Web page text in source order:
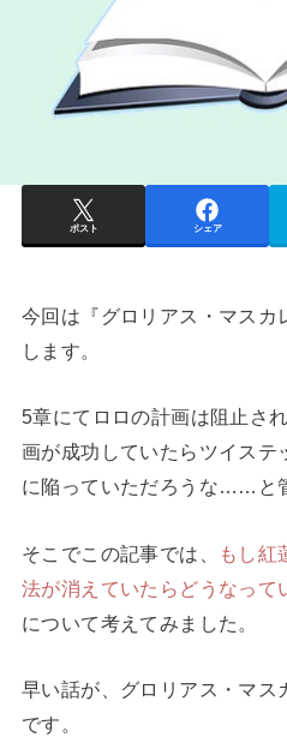
ポスト シェア
今回は『グロリアス・マスカ
します。
5章にてロロの計画は阻止さ
画が成功していたらツイステ
に陥っていただろうな……と
そこでこの記事では、
もし紅
法が消えていたらどうなって
について考えてみました。
早い話が、グロリアス・マス
です。